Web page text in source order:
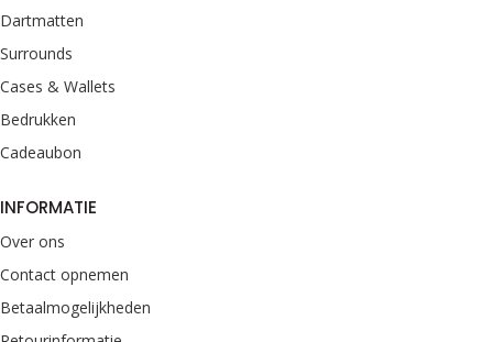
Dartmatten
Surrounds
Cases & Wallets
Bedrukken
Cadeaubon
INFORMATIE
Over ons
Contact opnemen
Betaalmogelijkheden